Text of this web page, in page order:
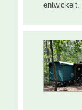
entwickelt.